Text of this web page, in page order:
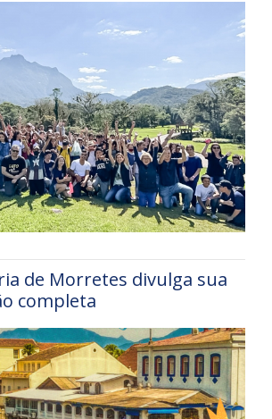
de Morretes divulga sua
completa